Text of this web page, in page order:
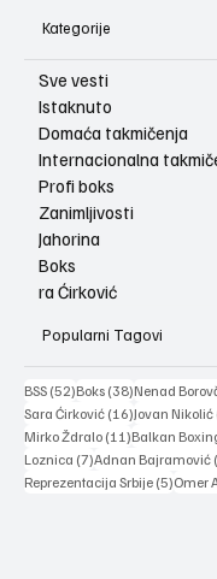
Kategorije
Sve vesti
Istaknuto
Domaća takmičenja
Internacionalna
Profi boks
Zanimljivosti
Jahorina
Boks
ra Ćirković
Popularni Tagovi
BSS (52)52 posts
Boks (38)38 posts
Nenad
Sara Ćirković (16)16 posts
Jovan Nikolić
Mirko Ždralo (11)11 posts
Balkan
Loznica (7)7 posts
Adnan Bajramović
Reprezentacija Srbije (5)5 posts
Omer